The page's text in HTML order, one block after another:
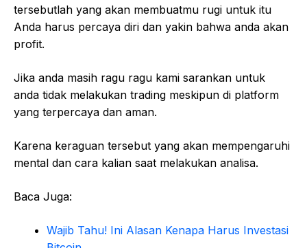
tersebutlah yang akan membuatmu rugi untuk itu
Anda harus percaya diri dan yakin bahwa anda akan
profit.
Jika anda masih ragu ragu kami sarankan untuk
anda tidak melakukan trading meskipun di platform
yang terpercaya dan aman.
Karena keraguan tersebut yang akan mempengaruhi
mental dan cara kalian saat melakukan analisa.
Baca Juga:
Wajib Tahu! Ini Alasan Kenapa Harus Investasi